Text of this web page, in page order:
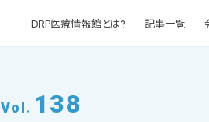
DRP医療情報館とは? 記事一覧
Vol. 138